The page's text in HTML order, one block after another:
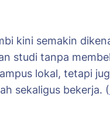
kini semakin
studi tanpa
lokal, tetapi
sekaligus bekerja. (